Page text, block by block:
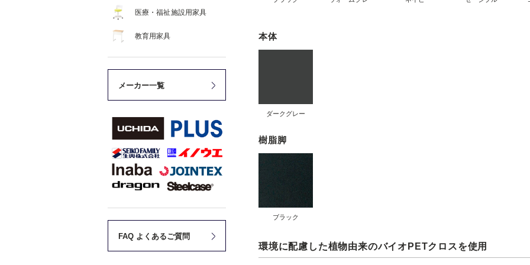
本体
ダークグレー
樹脂脚
ブラック
環境に配慮した植物由来のバイオPETクロスを使用
医療・福祉施設用家具
教育用家具
メーカー一覧
FAQ よくあるご質問